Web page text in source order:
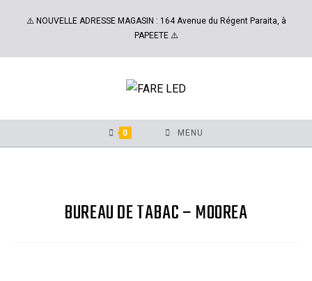
⚠️ NOUVELLE ADRESSE MAGASIN : 164 Avenue du Régent Paraita, à
PAPEETE ⚠️
0 MENU
BUREAU DE TABAC – MOOREA